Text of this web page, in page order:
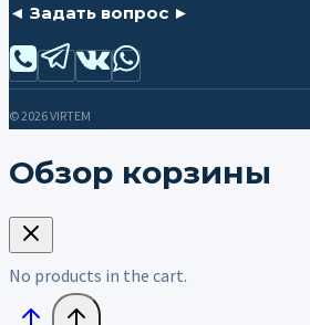
◄ Задать вопрос ►
© 2026 VIRTEM
Обзор корзины
No products in the cart.